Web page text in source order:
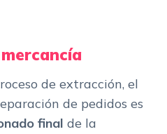
de extracción, el
de pedidos es
final de la